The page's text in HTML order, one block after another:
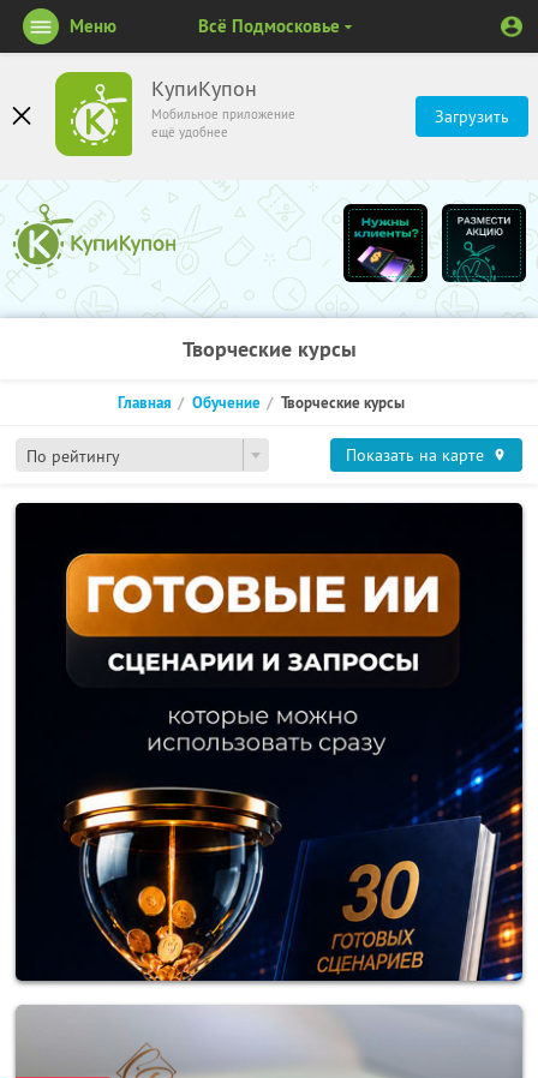
КупиКупон
Мобильное приложение
ещё удобнее
Загрузить
Меню Всё Подмосковье
Творческие курсы
По рейтингу
Главная Обучение Творческие курсы
Показать на карте